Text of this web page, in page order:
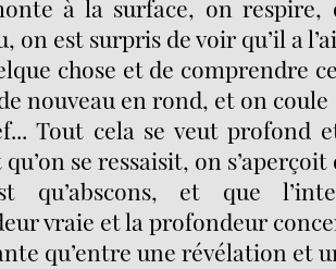
à la surface, on respire,
on est surpris de voir qu’il a
chose et de comprendre
nouveau en rond, et on coule
Tout cela se veut profond
se ressaisit, on s’aperçoit
qu’abscons, et que
vraie et la profondeur
qu’entre une révélation et